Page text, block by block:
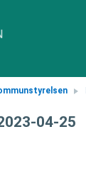
04-25